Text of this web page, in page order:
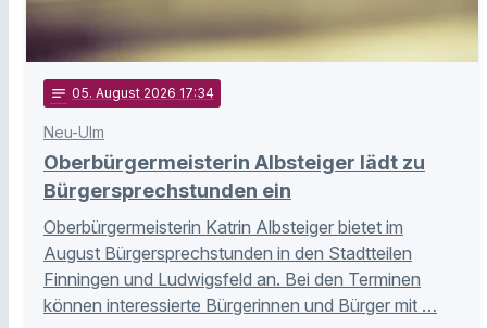
notes 05. August 2026 17:34
Neu-Ulm
Oberbürgermeisterin Albsteiger lädt zu
Bürgersprechstunden ein
Oberbürgermeisterin Katrin Albsteiger bietet im
August Bürgersprechstunden in den Stadtteilen
Finningen und Ludwigsfeld an. Bei den Terminen
können interessierte Bürgerinnen und Bürger mit …